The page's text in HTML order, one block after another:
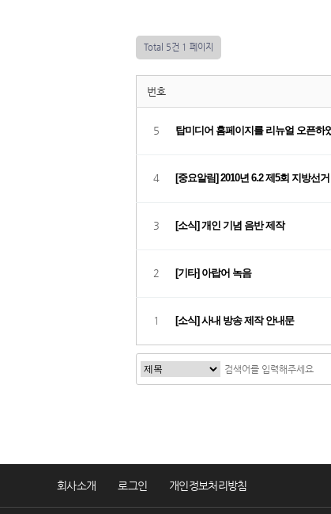
Total 5건 1 페이지
번호
5 탑미디어 홈페이지를 리뉴얼 오픈하
4 [중요알림] 2010년 6.2 제5회 지방선
3 [소식] 개인 기념 음반 제작
2 [기타] 아랍어 녹음
1 [소식] 사내 방송 제작 안내문
회사소개 로그인 개인정보처리방침